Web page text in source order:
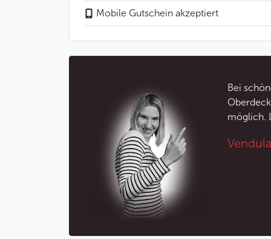
Musik und die Möglichkeit, ein
Das sollten Sie
Achtung: Mit einer Reservierung ist
Möglicherweise werden Sie den
Für eine Tischreservierung am
Alle Tische am Bug des Schiffes sind
einige Gäste mit dem Rücken zum
Die Getränke sind nicht im Preis
Menü
Hähnchenmenü:
Mobile Gutschein akzeptiert
Bei
möglich.